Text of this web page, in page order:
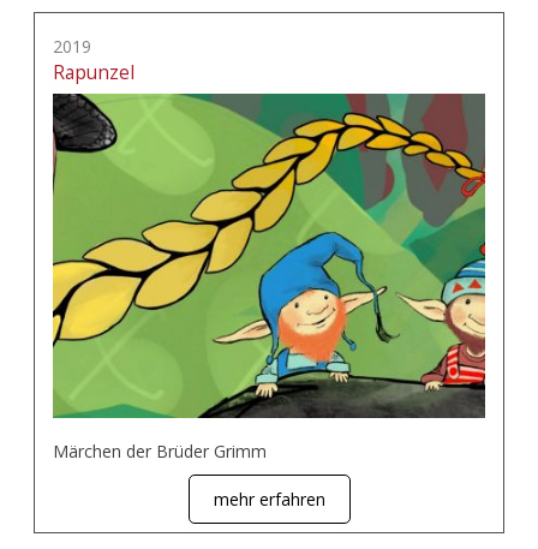
2019
Rapunzel
Märchen der Brüder Grimm
mehr erfahren